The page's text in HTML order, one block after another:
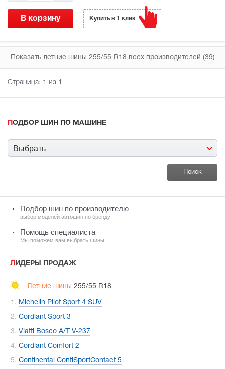
В корзину Купить в 1 клик
Показать летние шины 255/55 R18 всех производителей (39)
Страница: 1 из 1
ПОДБОР ШИН ПО МАШИНЕ
Выбрать
Подбор шин по производителю
выбор моделей автошин по бренду
Помощь специалиста
Мы поможем вам выбрать шины
ЛИДЕРЫ ПРОДАЖ
Летние шины 255/55 R18
Michelin Pilot Sport 4 SUV
Cordiant Sport 3
Viatti Bosco A/T V-237
Cordiant Comfort 2
Continental ContiSportContact 5